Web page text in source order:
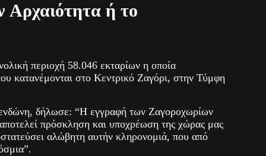
Αρχαιότητα ή το
περιοχή 58.046 εκταρίων η οποία
κατανέμονται στο Κεντρικό Ζαγόρι, στην Τύμφη
δήλωσε: “Η εγγραφή των Ζαγοροχωρίων
πρόσκληση και υποχρέωση της χώρας μας
αλώβητη αυτήν κληρονομιά, που από